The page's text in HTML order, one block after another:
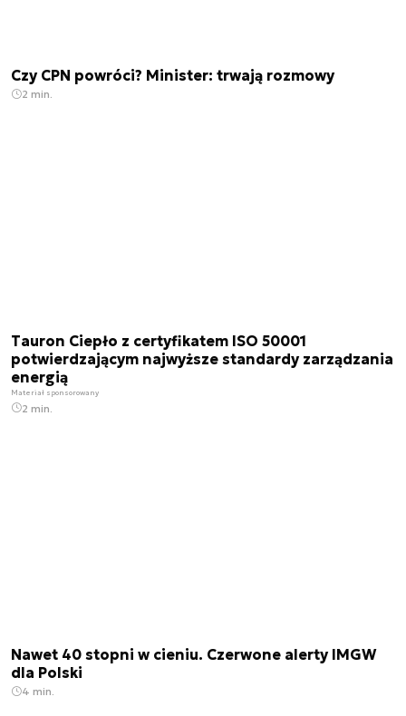
Czy CPN powróci? Minister: trwają rozmowy
2 min.
Tauron Ciepło z certyfikatem ISO 50001
potwierdzającym najwyższe standardy zarządzania
energią
Materiał sponsorowany
2 min.
Nawet 40 stopni w cieniu. Czerwone alerty IMGW
dla Polski
4 min.